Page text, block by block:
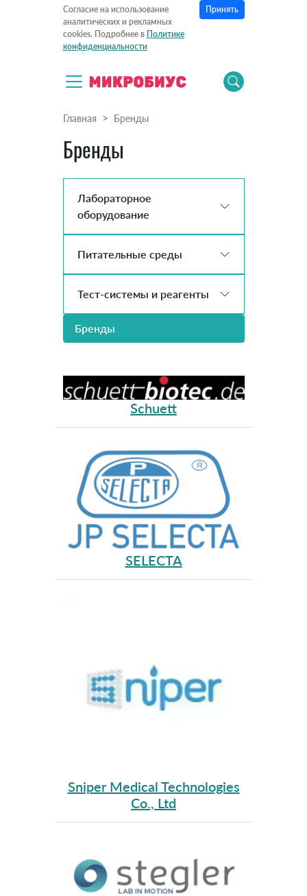
Согласие на использование
аналитических и рекламных
cookies. Подробнее в Политике
конфиденциальности
Принять
Главная Бренды
Бренды
Лабораторное
оборудование
Питательные среды
Тест-системы и реагенты
Бренды
Schuett
SELECTA
Sniper Medical Technologies
Co., Ltd